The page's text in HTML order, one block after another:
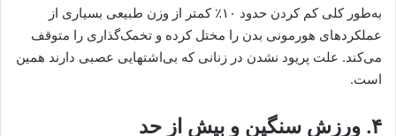
به‌طور کلی کم کردن حدود ۱۰٪ کمتر از وزن طبیعی بسیاری از
عملکردهای هورمونی بدن را مختل کرده و تخمک‌گذاری را متوقف
می‌کند. علت پریود نشدن در زنانی که بی‌اشتهایی عصبی دارند همین
است.
۴. ورزش سنگین و بیش از حد